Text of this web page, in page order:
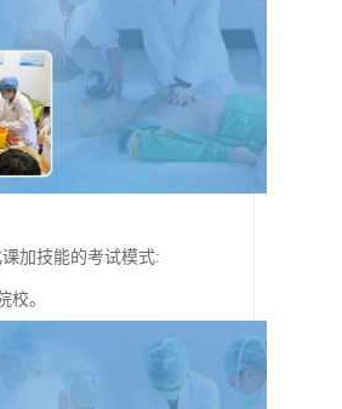
加技能的考试模式:
校。